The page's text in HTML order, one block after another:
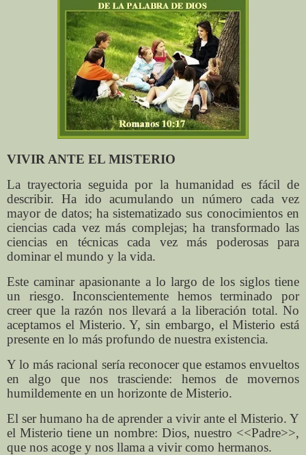
VIVIR ANTE EL MISTERIO
La trayectoria seguida por la humanidad es fácil de
describir. Ha ido acumulando un número cada vez
mayor de datos; ha sistematizado sus conocimientos en
ciencias cada vez más complejas; ha transformado las
ciencias en técnicas cada vez más poderosas para
dominar el mundo y la vida.
Este caminar apasionante a lo largo de los siglos tiene
un riesgo. Inconscientemente hemos terminado por
creer que la razón nos llevará a la liberación total. No
aceptamos el Misterio. Y, sin embargo, el Misterio está
presente en lo más profundo de nuestra existencia.
Y lo más racional sería reconocer que estamos envueltos
en algo que nos trasciende: hemos de movernos
humildemente en un horizonte de Misterio.
El ser humano ha de aprender a vivir ante el Misterio. Y
el Misterio tiene un nombre: Dios, nuestro <<Padre>>,
que nos acoge y nos llama a vivir como hermanos.